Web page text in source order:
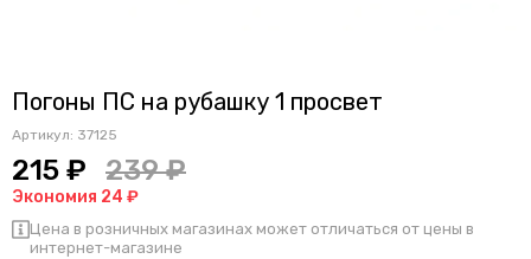
Погоны ПС на рубашку 1 просвет
Артикул: 37125
215 ₽ 239 ₽
Экономия 24 ₽
Цена в розничных магазинах может отличаться от цены в
интернет-магазине